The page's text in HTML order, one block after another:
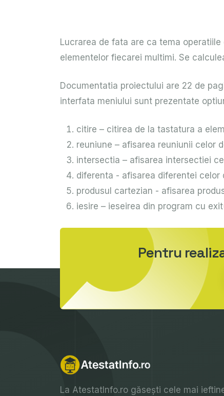
Lucrarea de fata are ca tema
elementelor fiecarei multimi. Se
Documentatia proiectului are 22 de
interfata meniului sunt prezentate
citire – citirea de la tastatura a
reuniune – afisarea reuniunii celor
intersectia – afisarea intersectiei
diferenta - afisarea diferentei celor
produsul cartezian - afisarea
iesire – ieseirea din program cu
Pentru
La AtestatInfo.ro găsești cele mai